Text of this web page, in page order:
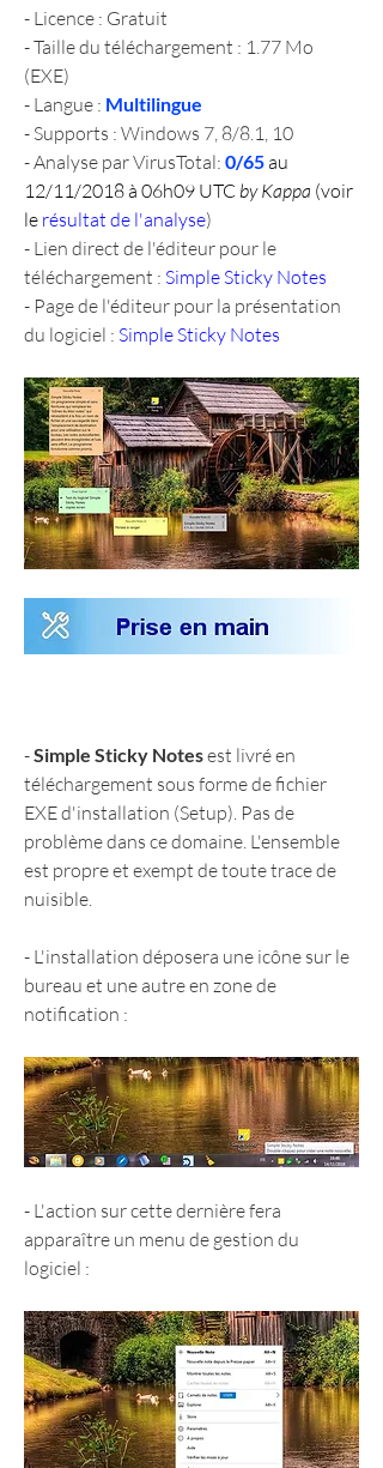
- Licence : Gratuit
- Taille du téléchargement : 1.77 Mo
(EXE)
- Langue : Multilingue
- Supports : Windows 7, 8/8.1, 10
- Analyse par VirusTotal: 0/65 au
12/11/2018 à 06h09 UTC by Kappa (voir
le résultat de l'analyse)
- Lien direct de l'éditeur pour le
téléchargement : Simple Sticky Notes
- Page de l'éditeur pour la présentation
du logiciel : Simple Sticky Notes
- Simple Sticky Notes est livré en
téléchargement sous forme de fichier
EXE d'installation (Setup). Pas de
problème dans ce domaine. L'ensemble
est propre et exempt de toute trace de
nuisible.
- L'installation déposera une icône sur le
bureau et une autre en zone de
notification :
- L'action sur cette dernière fera
apparaître un menu de gestion du
logiciel :